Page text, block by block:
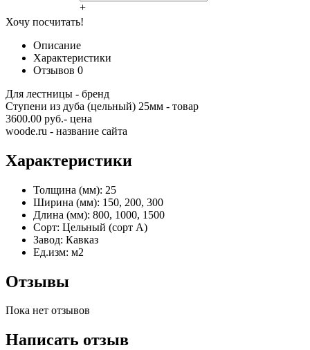
+
Хочу посчитать!
Описание
Характеристики
Отзывов 0
Для лестницы - бренд
Ступени из дуба (цельный) 25мм - товар
3600.00 руб.- цена
woode.ru - название сайта
Характеристики
Толщина (мм): 25
Ширина (мм): 150, 200, 300
Длина (мм): 800, 1000, 1500
Сорт: Цельный (сорт А)
Завод: Кавказ
Ед.изм: м2
Отзывы
Пока нет отзывов
Написать отзыв